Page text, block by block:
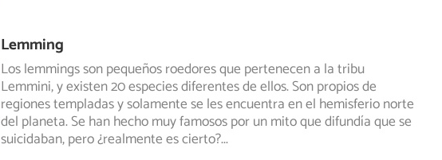
Lemming
Los lemmings son pequeños roedores que pertenecen a la tribu
Lemmini, y existen 20 especies diferentes de ellos. Son propios de
regiones templadasy solamente se les encuentra en el hemisferio norte
del planeta. Se han hecho muy famosos por un mito que difundía que se
suicidaban, pero ¿realmente es cierto?...